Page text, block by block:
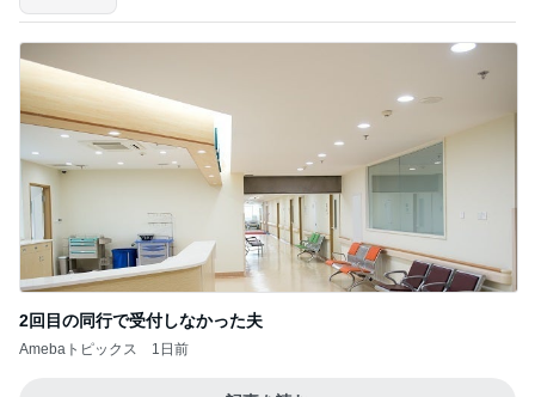
2回目の同行で受付しなかった夫
Amebaトピックス 1日前